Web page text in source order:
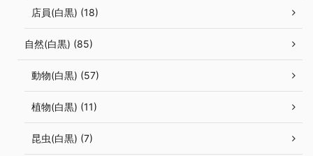
店員(白黒) (18)
自然(白黒) (85)
動物(白黒) (57)
植物(白黒) (11)
昆虫(白黒) (7)